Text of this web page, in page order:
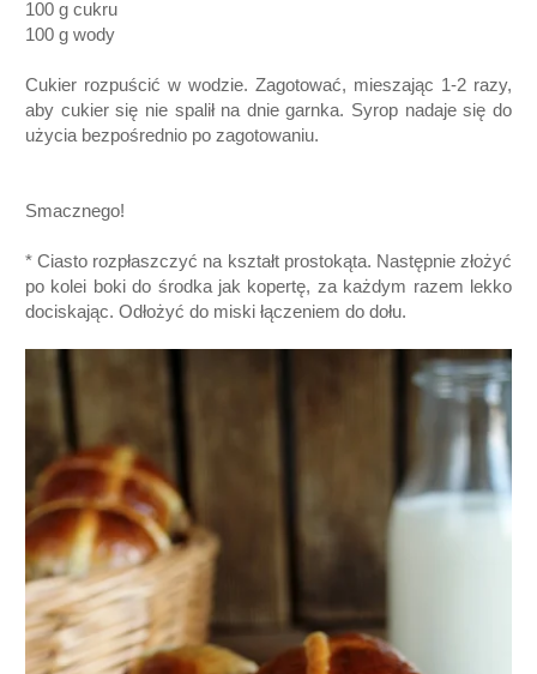
100 g cukru
100 g wody
Cukier rozpuścić w wodzie. Zagotować, mieszając 1-2 razy,
aby cukier się nie spalił na dnie garnka. Syrop nadaje się do
użycia bezpośrednio po zagotowaniu.
Smacznego!
* Ciasto rozpłaszczyć na kształt prostokąta. Następnie złożyć
po kolei boki do środka jak kopertę, za każdym razem lekko
dociskając. Odłożyć do miski łączeniem do dołu.